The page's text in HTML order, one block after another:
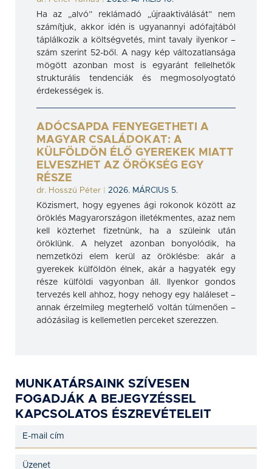
Ha az „alvó” reklámadó „újraaktiválását” nem
számítjuk, akkor idén is ugyanannyi adófajtából
táplálkozik a költségvetés, mint tavaly ilyenkor –
szám szerint 52-ből. A nagy kép változatlansága
mögött azonban most is egyaránt fellelhetők
strukturális tendenciák és megmosolyogtató
érdekességek is.
ADÓCSAPDA FENYEGETHETI A
MAGYAR CSALÁDOKAT: A
KÜLFÖLDÖN ÉLŐ GYEREKEK MIATT
ELVESZHET AZ ÖRÖKSÉG EGY
RÉSZE
dr. Hosszú Péter
2026. MÁRCIUS 5.
Közismert, hogy egyenes ági rokonok között az
öröklés Magyarországon illetékmentes, azaz nem
kell közterhet fizetnünk, ha a szüleink után
öröklünk. A helyzet azonban bonyolódik, ha
nemzetközi elem kerül az öröklésbe: akár a
gyerekek külföldön élnek, akár a hagyaték egy
része külföldi vagyonban áll. Ilyenkor gondos
tervezés kell ahhoz, hogy nehogy egy haláleset –
annak érzelmileg megterhelő voltán túlmenően –
adózásilag is kellemetlen perceket szerezzen.
MUNKATÁRSAINK SZÍVESEN
FOGADJÁK A BEJEGYZÉSSEL
KAPCSOLATOS ÉSZREVÉTELEIT